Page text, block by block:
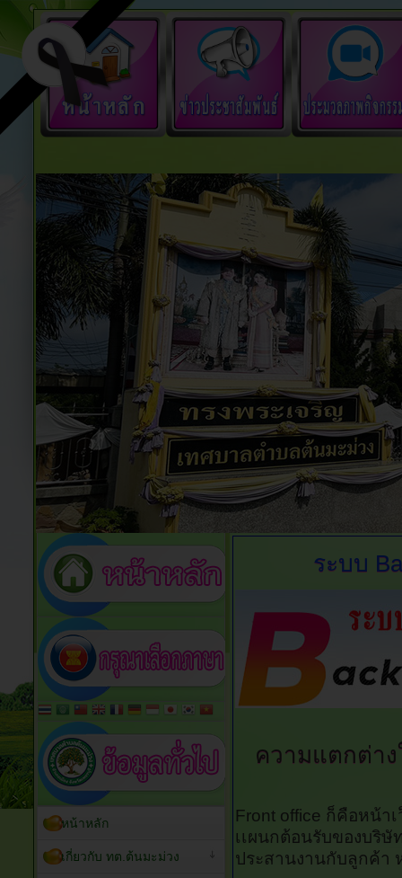
ระบบ
ความแตกต่าง
Front office ก็คือหน้า
เเผนกต้อนรับของบริ
ประสานงานกับลูกค้า
หน้าหลัก
เกี่ยวกับ ทต.ต้นมะม่วง